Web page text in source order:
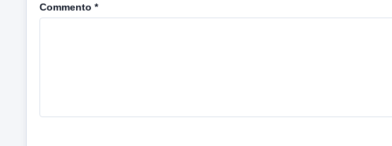
Commento *